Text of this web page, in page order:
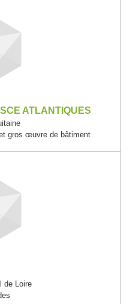
ATLANTIQUES
gros œuvre de bâtiment
de Loire